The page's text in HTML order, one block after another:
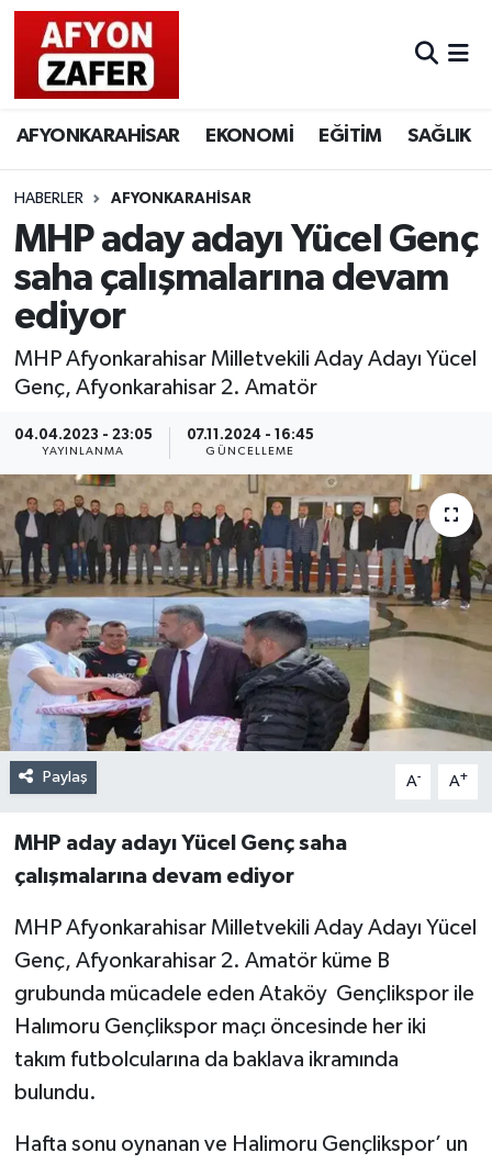
AFYONKARAHİSAR EKONOMİ EĞİTİM SAĞLIK
HABERLER AFYONKARAHİSAR
MHP aday adayı Yücel Genç
saha çalışmalarına devam
ediyor
MHP Afyonkarahisar Milletvekili Aday Adayı Yücel
Genç, Afyonkarahisar 2. Amatör
04.04.2023 - 23:05
YAYINLANMA
07.11.2024 - 16:45
GÜNCELLEME
Paylaş A- A+
MHP aday adayı Yücel Genç saha
çalışmalarına devam ediyor
MHP Afyonkarahisar Milletvekili Aday Adayı Yücel
Genç, Afyonkarahisar 2. Amatör küme B
grubunda mücadele eden Ataköy Gençlikspor ile
Halımoru Gençlikspor maçı öncesinde her iki
takım futbolcularına da baklava ikramında
bulundu.
Hafta sonu oynanan ve Halimoru Gençlikspor’ un